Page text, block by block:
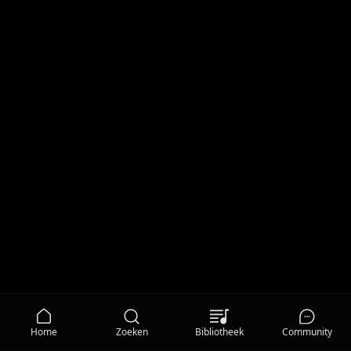
Home Zoeken Bibliotheek Community